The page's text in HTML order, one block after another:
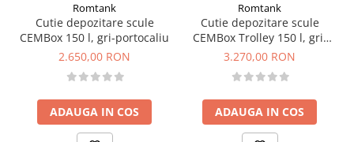
Romtank
Cutie depozitare scule
CEMBox 150 l, gri-portocaliu
2.650,00 RON
ADAUGA IN COS
Romtank
Cutie depozitare scule
CEMBox Trolley 150 l, gri-
portocaliu
3.270,00 RON
ADAUGA IN COS